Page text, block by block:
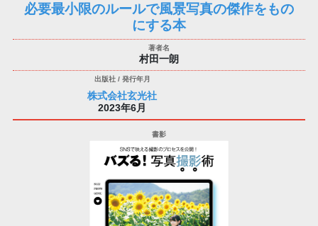
必要最小限のルールで風景写真の傑作をもの
にする本
村田一朗
株式会社玄光社
2023年6月